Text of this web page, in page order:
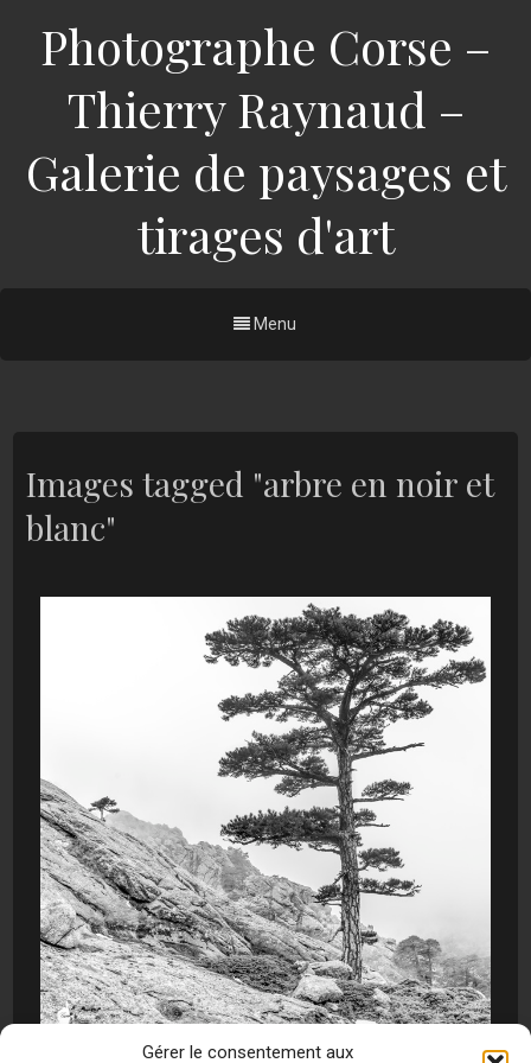
Gérer le consentement aux
Photographe Corse –
Thierry Raynaud –
Galerie de paysages et
tirages d'art
Menu
Images tagged "arbre en noir et
blanc"